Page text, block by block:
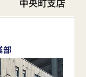
中央町支店
部